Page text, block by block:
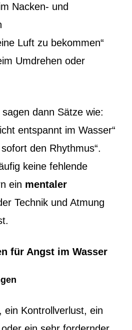
Nacken- und
Luft zu bekommen“
Umdrehen oder
dann Sätze wie:
entspannt im Wasser“
den Rhythmus“.
keine fehlende
ein mentaler
Technik und Atmung
für Angst im Wasser
ein Kontrollverlust, ein